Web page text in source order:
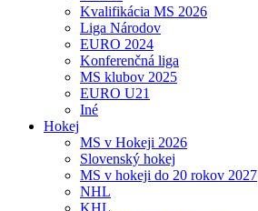
Kvalifikácia MS 2026
Liga Národov
EURO 2024
Konferenčná liga
MS klubov 2025
EURO U21
Iné
Hokej
MS v Hokeji 2026
Slovenský hokej
MS v hokeji do 20 rokov 2027
NHL
KHL